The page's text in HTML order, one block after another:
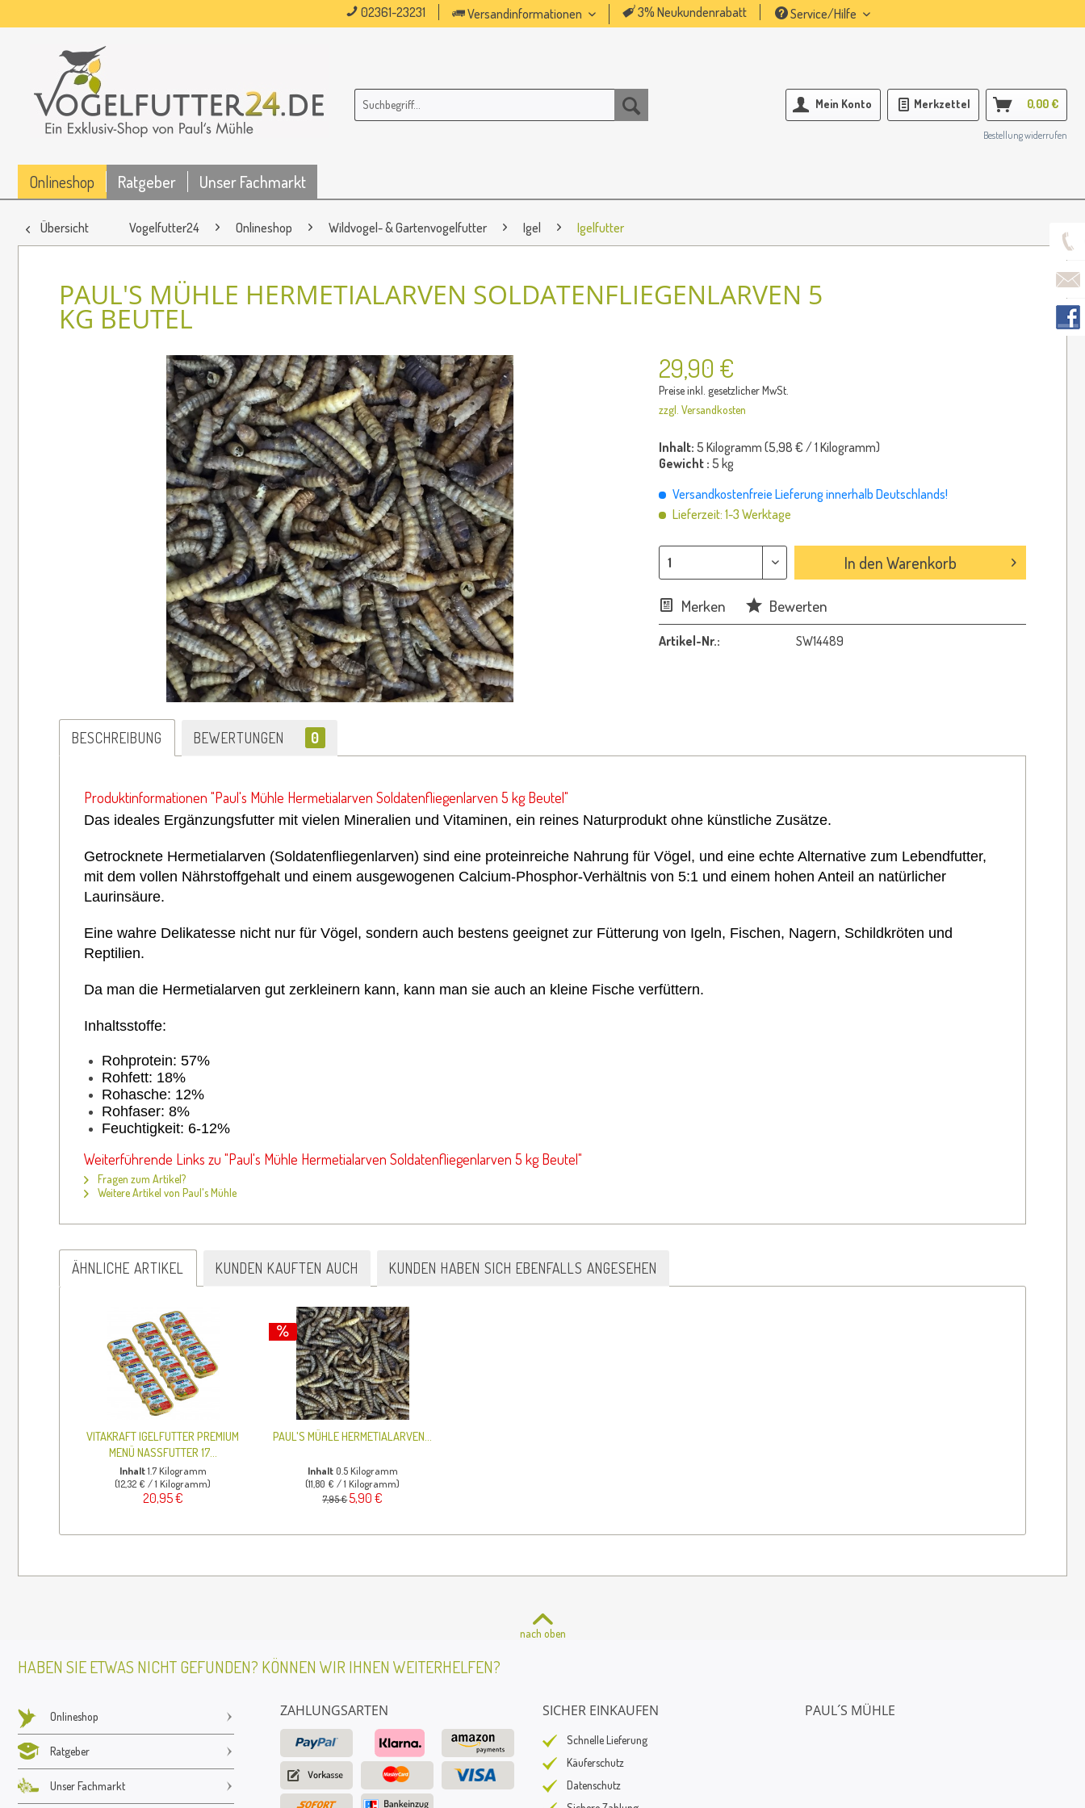
02361-23231 Versandinformationen 3% Neukundenrabatt Service/Hilfe
Mein Konto Merkzettel 0,00 €
Bestellung widerrufen
Onlineshop Ratgeber Unser Fachmarkt
Übersicht Vogelfutter24 Onlineshop Wildvogel- & Gartenvogelfutter Igel Igelfutter
PAUL'S MÜHLE HERMETIALARVEN SOLDATENFLIEGENLARVEN 5
KG BEUTEL
29,90 €
Preise inkl. gesetzlicher MwSt.
zzgl. Versandkosten
Inhalt: 5 Kilogramm (5,98 € / 1 Kilogramm)
Gewicht : 5 kg
Versandkostenfreie Lieferung innerhalb Deutschlands!
Lieferzeit: 1-3 Werktage
In denWarenkorb
Merken Bewerten
Artikel-Nr.: SW14489
BESCHREIBUNG BEWERTUNGEN 0
Produktinformationen "Paul's Mühle Hermetialarven Soldatenfliegenlarven 5 kg Beutel"
Das ideales Ergänzungsfutter mit vielen Mineralien und Vitaminen, ein reines Naturprodukt ohne künstliche Zusätze.
Getrocknete Hermetialarven (Soldatenfliegenlarven) sind eine proteinreiche Nahrung für Vögel, und eine echte Alternative zum Lebendfutter,
mit dem vollen Nährstoffgehalt und einem ausgewogenen Calcium-Phosphor-Verhältnis von 5:1 und einem hohen Anteil an natürlicher
Laurinsäure.
Eine wahre Delikatesse nicht nur für Vögel, sondern auch bestens geeignet zur Fütterung von Igeln, Fischen, Nagern, Schildkröten und
Reptilien.
Da man die Hermetialarven gut zerkleinern kann, kann man sie auch an kleine Fische verfüttern.
Inhaltsstoffe:
Rohprotein: 57%
Rohfett: 18%
Rohasche: 12%
Rohfaser: 8%
Feuchtigkeit: 6-12%
Weiterführende Links zu "Paul's Mühle Hermetialarven Soldatenfliegenlarven 5 kg Beutel"
Fragen zum Artikel?
Weitere Artikel von Paul's Mühle
ÄHNLICHE ARTIKEL KUNDEN KAUFTEN AUCH KUNDEN HABEN SICH EBENFALLS ANGESEHEN
VITAKRAFT IGELFUTTER PREMIUM
MENÜ NASSFUTTER 17...
Inhalt1.7 Kilogramm
(12,32 € / 1 Kilogramm)
20,95 €
PAUL'S MÜHLE HERMETIALARVEN...
Inhalt0.5 Kilogramm
(11,80 € / 1 Kilogramm)
7,95 €5,90 €
nach oben
HABEN SIE ETWAS NICHT GEFUNDEN? KÖNNEN WIR IHNEN WEITERHELFEN?
Onlineshop
Ratgeber
Unser Fachmarkt
ZAHLUNGSARTEN SICHER EINKAUFEN
Schnelle Lieferung
Käuferschutz
Datenschutz
PAUL´S MÜHLE